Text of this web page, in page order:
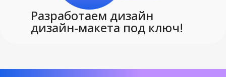
Разработаем дизайн
дизайн-макета под ключ!